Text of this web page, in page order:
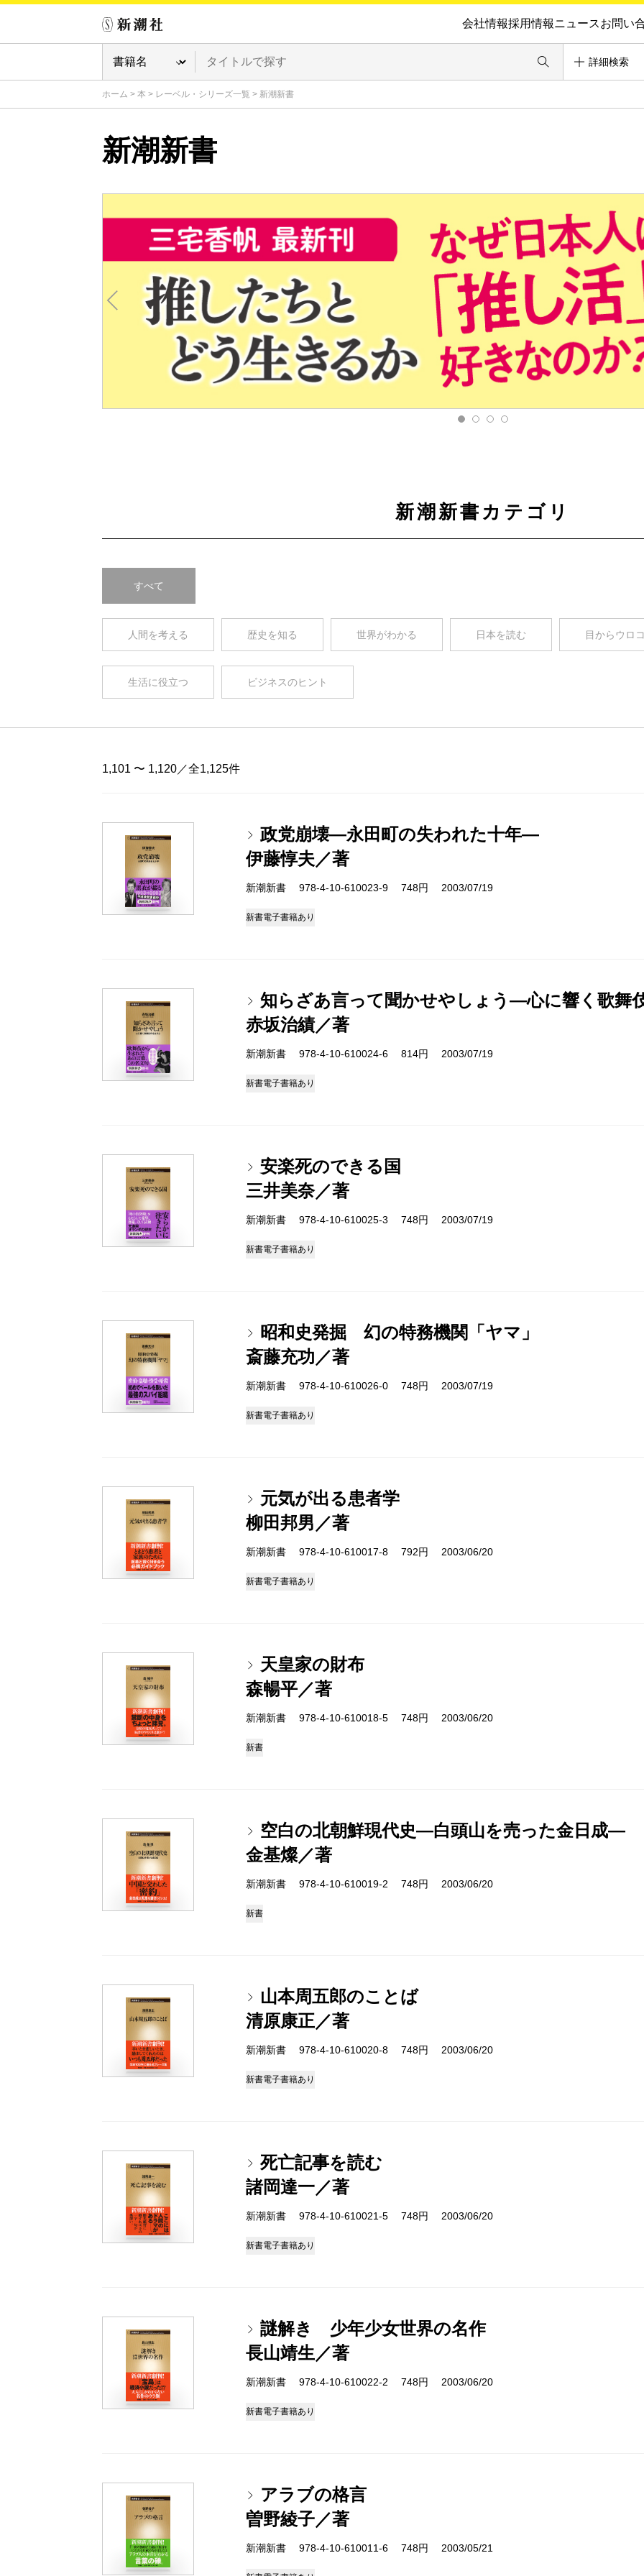
会社情報採用情報ニュースお問い
詳細検索
ホーム > 本 > レーベル・シリーズ一覧 > 新潮新書
新潮新書
新潮新書カテゴリ
すべて
人間を考える 歴史を知る 世界がわかる 日本を読む 目からウロコ
生活に役立つ ビジネスのヒント
1,101 〜 1,120／全1,125件
政党崩壊―永田町の失われた十年―
伊藤惇夫／著
新潮新書 978-4-10-610023-9 748円 2003/07/19
新書電子書籍あり
知らざあ言って聞かせやしょう―心に響く歌舞
赤坂治績／著
新潮新書 978-4-10-610024-6 814円 2003/07/19
新書電子書籍あり
安楽死のできる国
三井美奈／著
新潮新書 978-4-10-610025-3 748円 2003/07/19
新書電子書籍あり
昭和史発掘 幻の特務機関「ヤマ」
斎藤充功／著
新潮新書 978-4-10-610026-0 748円 2003/07/19
新書電子書籍あり
元気が出る患者学
柳田邦男／著
新潮新書 978-4-10-610017-8 792円 2003/06/20
新書電子書籍あり
天皇家の財布
森暢平／著
新潮新書 978-4-10-610018-5 748円 2003/06/20
新書
空白の北朝鮮現代史―白頭山を売った金日成―
金基燦／著
新潮新書 978-4-10-610019-2 748円 2003/06/20
新書
山本周五郎のことば
清原康正／著
新潮新書 978-4-10-610020-8 748円 2003/06/20
新書電子書籍あり
死亡記事を読む
諸岡達一／著
新潮新書 978-4-10-610021-5 748円 2003/06/20
新書電子書籍あり
謎解き 少年少女世界の名作
長山靖生／著
新潮新書 978-4-10-610022-2 748円 2003/06/20
新書電子書籍あり
アラブの格言
曽野綾子／著
新潮新書 978-4-10-610011-6 748円 2003/05/21